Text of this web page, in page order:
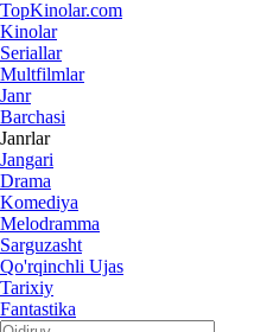
TopKinolar.com
Kinolar
Seriallar
Multfilmlar
Janr
Barchasi
Janrlar
Jangari
Drama
Komediya
Melodramma
Sarguzasht
Qo'rqinchli Ujas
Tarixiy
Fantastika